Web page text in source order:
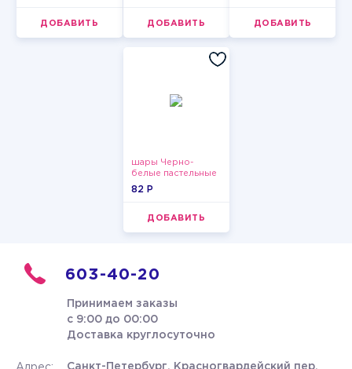
ДОБАВИТЬ ДОБАВИТЬ ДОБАВИТЬ
шары Черно-
белые пастельные
82 P
ДОБАВИТЬ
603-40-20
Принимаем заказы
с 9:00 до 00:00
Доставка круглосуточно
Санкт-Петербург, Красногвардейский пер.